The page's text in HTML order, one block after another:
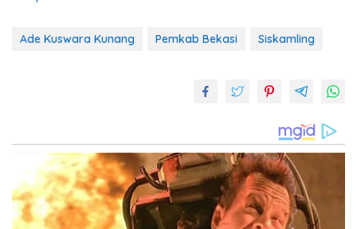
Ade Kuswara Kunang Pemkab Bekasi Siskamling